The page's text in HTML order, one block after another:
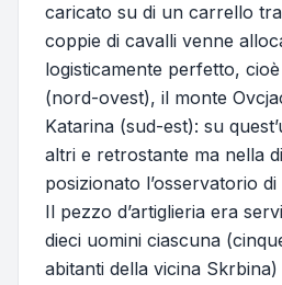
caricato su di un carrello
coppie di cavalli venne
logisticamente perfetto,
(nord-ovest), il monte
Katarina (sud-est): su
altri e retrostante ma nella
posizionato l’osservatorio
Il pezzo d’artiglieria era
dieci uomini ciascuna
abitanti della vicina